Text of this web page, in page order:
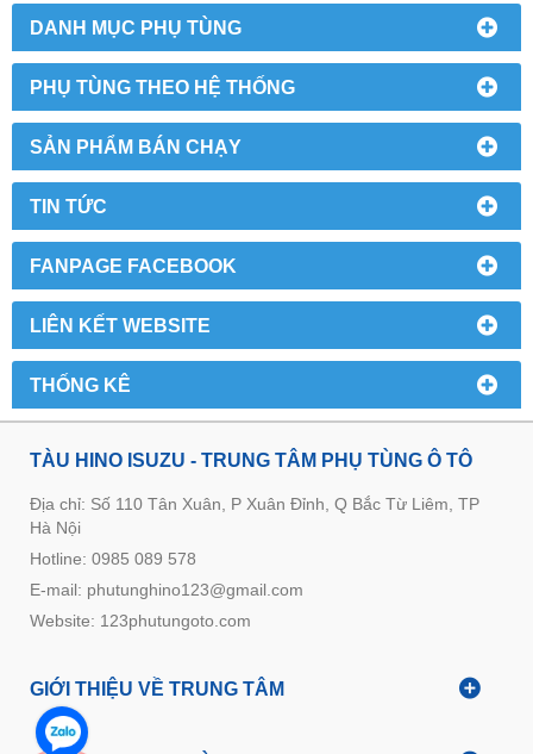
DANH MỤC PHỤ TÙNG
PHỤ TÙNG THEO HỆ THỐNG
SẢN PHẨM BÁN CHẠY
TIN TỨC
FANPAGE FACEBOOK
LIÊN KẾT WEBSITE
THỐNG KÊ
TÀU HINO ISUZU - TRUNG TÂM PHỤ TÙNG Ô TÔ
Địa chỉ: Số 110 Tân Xuân, P Xuân Đỉnh, Q Bắc Từ Liêm, TP
Hà Nội
Hotline: 0985 089 578
E-mail: phutunghino123@gmail.com
Website: 123phutungoto.com
GIỚI THIỆU VỀ TRUNG TÂM